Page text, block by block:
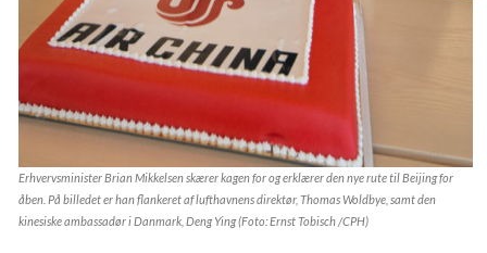
Erhvervsminister Brian Mikkelsen skærer kagen for og erklærer den nye rute til Beijing for
åben. På billedet er han flankeret af lufthavnens direktør, Thomas Woldbye, samt den
kinesiske ambassadør i Danmark, Deng Ying (Foto: Ernst Tobisch /CPH)